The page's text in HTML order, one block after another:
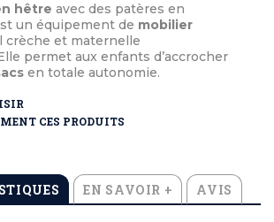
hêtre avec des patères en
un équipement de mobilier
crèche et maternelle
permet aux enfants d’accrocher
en totale autonomie.
CES PRODUITS
EN SAVOIR + AVIS